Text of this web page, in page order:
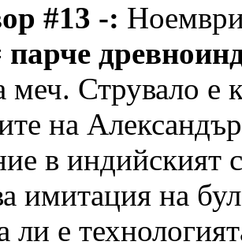
#13 -:
парче
меч. Струвало е
на
в индийският
имитация на
ли е